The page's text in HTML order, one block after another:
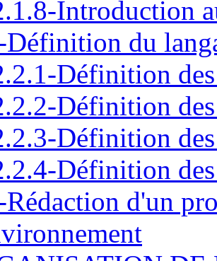
Introduction
Définition du
Définition
Définition
Définition
Définition
d'un